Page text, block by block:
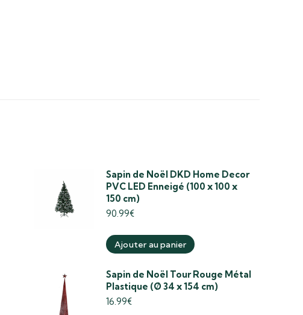
Sapin de Noël DKD Home Decor
PVC LED Enneigé (100 x 100 x
150 cm)
90.99€
Ajouter au panier
Sapin de Noël Tour Rouge Métal
Plastique (Ø 34 x 154 cm)
16.99€